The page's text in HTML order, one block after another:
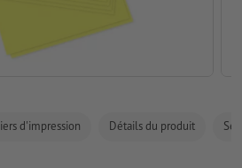
d'impression Détails du produit